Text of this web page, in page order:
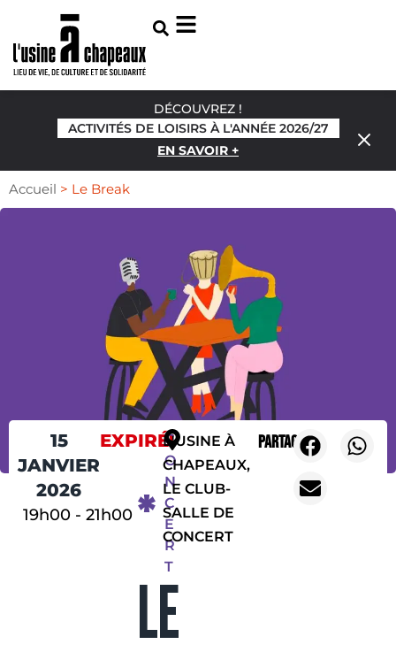
DÉCOUVREZ !
ACTIVITÉS DE LOISIRS À L'ANNÉE 2026/27
EN SAVOIR +
Accueil > Le Break
15
JANVIER
2026
EXPIRÉ!
19h00 - 21h00
C
O
N
C
E
R
T
L'USINE À
CHAPEAUX,
LE CLUB-
SALLE DE
CONCERT
LE
Partager